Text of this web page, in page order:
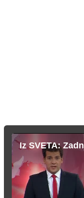
Iz SVETA: